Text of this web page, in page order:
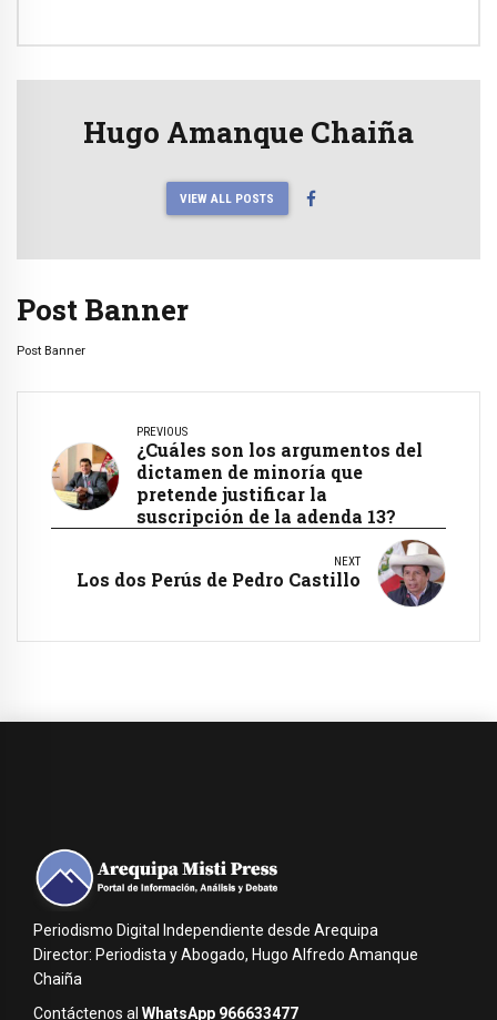
Hugo Amanque Chaiña
VIEW ALL POSTS
Post Banner
Post Banner
PREVIOUS
¿Cuáles son los argumentos del
dictamen de minoría que
pretende justificar la
suscripción de la adenda 13?
NEXT
Los dos Perús de Pedro Castillo
Periodismo Digital Independiente desde Arequipa
Director: Periodista y Abogado, Hugo Alfredo Amanque
Chaiña
Contáctenos al WhatsApp 966633477